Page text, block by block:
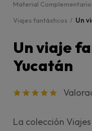
Material Complementario
Viajes fantásticos
Un
Un viaje
Yucatán
La colección